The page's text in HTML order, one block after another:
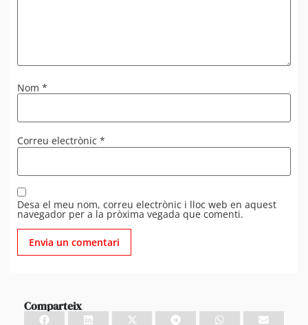
Nom *
Correu electrònic *
Desa el meu nom, correu electrònic i lloc web en aquest
navegador per a la pròxima vegada que comenti.
Comparteix